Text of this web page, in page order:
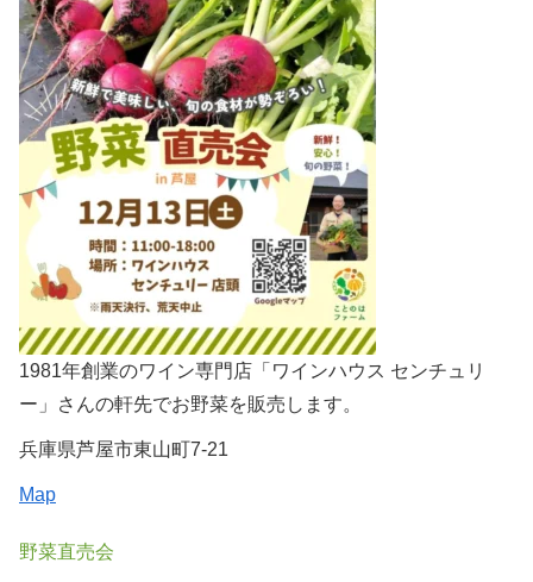
1981年創業のワイン専門店「ワインハウス センチュリ
ー」さんの軒先でお野菜を販売します。
兵庫県芦屋市東山町7-21
Map
野菜直売会